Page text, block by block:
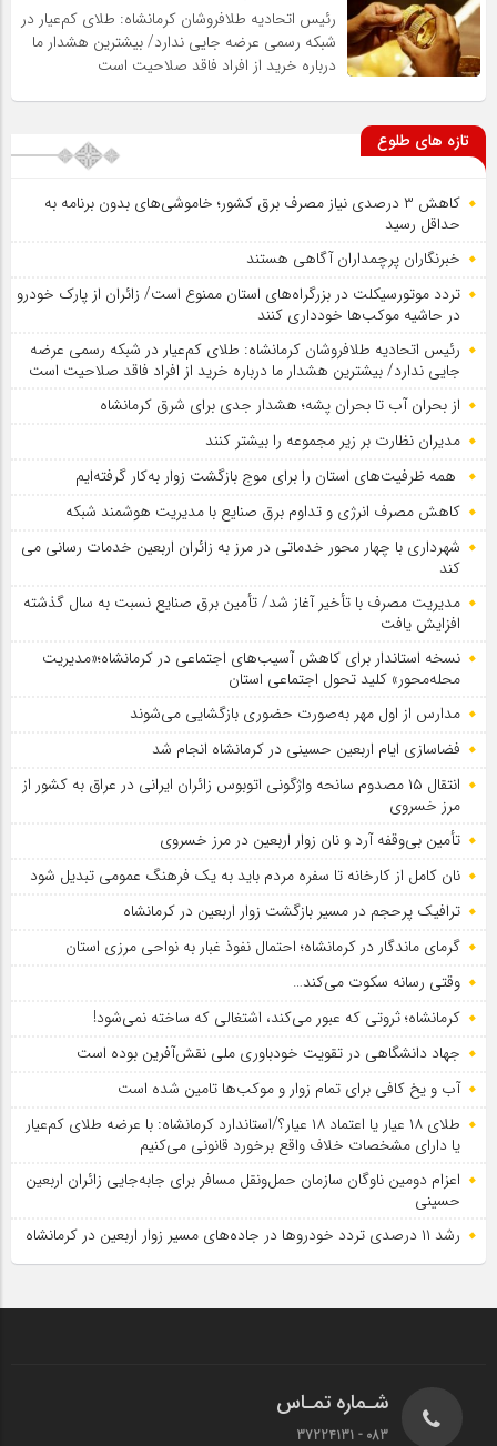
رئیس اتحادیه طلافروشان کرمانشاه: طلای کم‌عیار در
شبکه رسمی عرضه جایی ندارد/ بیشترین هشدار ما
درباره خرید از افراد فاقد صلاحیت است
تازه های طلوع
کاهش ۳ درصدی نیاز مصرف برق کشور؛ خاموشی‌های بدون برنامه به
حداقل رسید
خبرنگاران پرچمداران آگاهی هستند
تردد موتورسیکلت در بزرگراه‌های استان ممنوع است/ زائران از پارک خودرو
در حاشیه موکب‌ها خودداری کنند
رئیس اتحادیه طلافروشان کرمانشاه: طلای کم‌عیار در شبکه رسمی عرضه
جایی ندارد/ بیشترین هشدار ما درباره خرید از افراد فاقد صلاحیت است
از بحران آب تا بحران پشه؛ هشدار جدی برای شرق کرمانشاه
مدیران نظارت بر زیر مجموعه را بیشتر کنند
همه ظرفیت‌های استان را برای موج بازگشت زوار به‌کار گرفته‌ایم
کاهش مصرف انرژی و تداوم برق صنایع با مدیریت هوشمند شبکه
شهرداری با چهار محور خدماتی در مرز به زائران اربعین خدمات رسانی می
کند
مدیریت مصرف با تأخیر آغاز شد/ تأمین برق صنایع نسبت به سال گذشته
افزایش یافت
نسخه استاندار برای کاهش آسیب‌های اجتماعی در کرمانشاه؛«مدیریت
محله‌محور» کلید تحول اجتماعی استان
مدارس از اول مهر به‌صورت حضوری بازگشایی می‌شوند
فضاسازی ایام اربعین حسینی در کرمانشاه انجام شد
انتقال ۱۵ مصدوم سانحه واژگونی اتوبوس زائران ایرانی در عراق به کشور از
مرز خسروی
تأمین بی‌وقفه آرد و نان زوار اربعین در مرز خسروی
نان کامل از کارخانه تا سفره مردم باید به یک فرهنگ عمومی تبدیل شود
ترافیک پرحجم در مسیر بازگشت زوار اربعین در کرمانشاه
گرمای ماندگار در کرمانشاه؛ احتمال نفوذ غبار به نواحی مرزی استان
وقتی رسانه سکوت می‌کند…
کرمانشاه؛ ثروتی که عبور می‌کند، اشتغالی که ساخته نمی‌شود!
جهاد دانشگاهی در تقویت خودباوری ملی نقش‌آفرین بوده است
آب و یخ کافی برای تمام زوار و موکب‌ها تامین شده است
طلای ۱۸ عیار یا اعتماد ۱۸ عیار؟/استاندارد کرمانشاه: با عرضه طلای کم‌عیار
یا دارای مشخصات خلاف واقع برخورد قانونی می‌کنیم
اعزام دومین ناوگان سازمان حمل‌ونقل مسافر برای جابه‌جایی زائران اربعین
حسینی
رشد ۱۱ درصدی تردد خودروها در جاده‌های مسیر زوار اربعین در کرمانشاه
شـماره تمـاس
083 - 37224131